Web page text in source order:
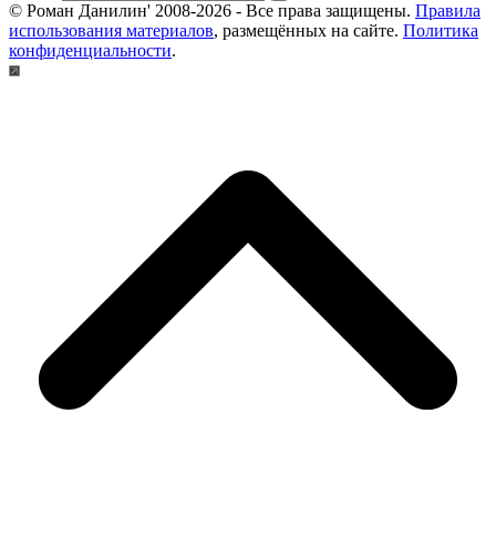
© Роман Данилин' 2008-2026 - Все права защищены. Правила
использования материалов, размещённых на сайте. Политика
конфиденциальности.